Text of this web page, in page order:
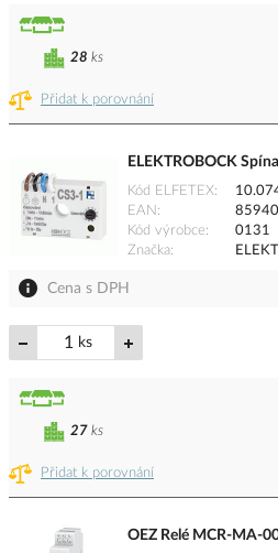
Přidat k porovnání
28 ks
ELEKTROBOCK
Kód ELFETEX
EAN
Kód výrobce
0131
Značka
Cena s DPH
ks
Přidat k porovnání
27 ks
OEZ Relé MCR-MA-